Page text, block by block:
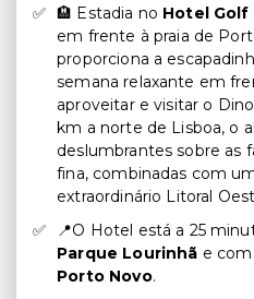
🏨 Estadia no Hotel Golf
em frente à praia de
proporciona a
semana relaxante em
aproveitar e visitar o
km a norte de Lisboa, o
deslumbrantes sobre as
fina, combinadas com
extraordinário Litoral
📍O Hotel está a 25
Parque Lourinhã e
Porto Novo.